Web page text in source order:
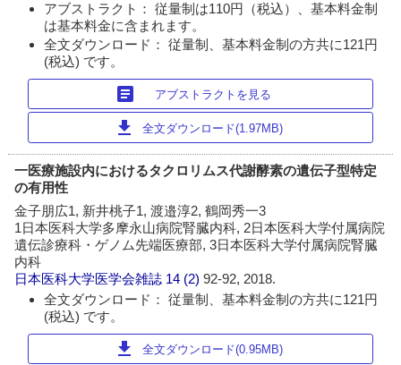
アブストラクト： 従量制は110円（税込）、基本料金制
は基本料金に含まれます。
全文ダウンロード： 従量制、基本料金制の方共に121円
(税込) です。
article アブストラクトを見る
download 全文ダウンロード(1.97MB)
一医療施設内におけるタクロリムス代謝酵素の遺伝子型特定
の有用性
金子朋広1, 新井桃子1, 渡邉淳2, 鶴岡秀一3
1日本医科大学多摩永山病院腎臓内科, 2日本医科大学付属病院
遺伝診療科・ゲノム先端医療部, 3日本医科大学付属病院腎臓
内科
日本医科大学医学会雑誌 14 (2)92-92, 2018.
全文ダウンロード： 従量制、基本料金制の方共に121円
(税込) です。
download 全文ダウンロード(0.95MB)